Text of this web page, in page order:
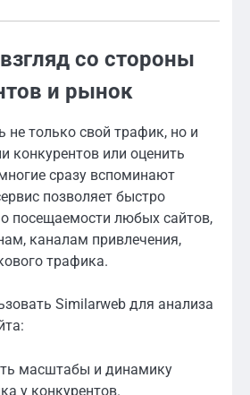
со стороны
и рынок
не только свой трафик, но и
конкурентов или оценить
сразу вспоминают
позволяет быстро
посещаемости любых сайтов,
каналам привлечения,
трафика.
Similarweb для анализа
масштабы и динамику
у конкурентов.